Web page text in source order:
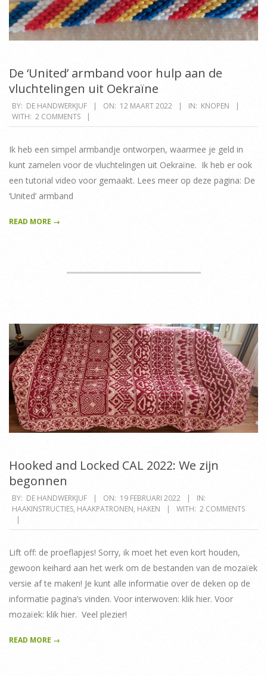
De ‘United’ armband voor hulp aan de
vluchtelingen uit Oekraïne
2022-
03-
BY: DE HANDWERKJUF ON: 12 MAART 2022 IN: KNOPEN
WITH: 2 COMMENTS
Ik heb een simpel armbandje ontworpen, waarmee je geld in
kunt zamelen voor de vluchtelingen uit Oekraïne. Ik heb er ook
een tutorial video voor gemaakt. Lees meer op deze pagina: De
‘United’ armband
READ MORE →
Hooked and Locked CAL 2022: We zijn
begonnen
2022-
02-
BY: DE HANDWERKJUF ON: 19 FEBRUARI 2022
IN:
HAAKINSTRUCTIES, HAAKPATRONEN, HAKEN WITH: 2 COMMENTS
Lift off: de proeflapjes! Sorry, ik moet het even kort houden,
gewoon keihard aan het werk om de bestanden van de mozaïek
versie af te maken! Je kunt alle informatie over de deken op de
informatie pagina’s vinden. Voor interwoven: klik hier. Voor
mozaïek: klik hier. Veel plezier!
READ MORE →